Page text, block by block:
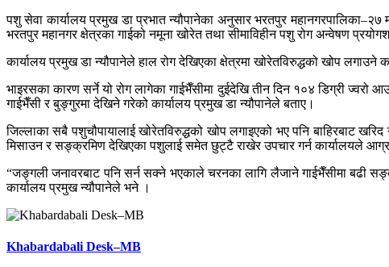
पशु सेवा कार्यालय प्रमुख डा प्रभात न्यौपानेका अनुसार भरतपुर महानगरपालिका–२७
भरतपुर महानगर क्षेत्रका गाईको नमूना खोरेत तथा सीमाविहीन पशु रोग अन्वेषण
कार्यालय प्रमुख डा न्यौपानेले हाल रोग देखिएका क्षेत्रमा खोरेतविरुद्धको खोप
भाइरसका कारण सर्ने यो रोग लागेका गाईभैँसीमा दुईदेखि तीन दिन १०४ डिग्री ज्वरो
गाईभैँसी र बुङ्गुरमा देखिने गरेको कार्यालय प्रमुख डा न्यौपानेले बताए।
जिल्लाका सबै पशुचौपायालाई खोरेतविरुद्धको खोप लगाइएको भए पनि बाहिरबाट
मिसाउन र सङ्क्रमिण देखिएका पशुलाई समेत छुट्टै राखेर उपचार गर्न कार्यालयले
“जङ्गली जनावरबाट पनि सर्न सक्ने भएकाले चरनका लागि लैजाने गाईभैँसीमा बढी
कार्यालय प्रमुख न्यौपानेले भने ।
Khabardabali Desk–MB